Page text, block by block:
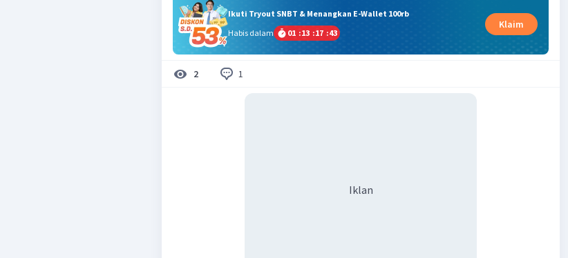
Ikuti Tryout SNBT & Menangkan E-Wallet 100rb
Habis dalam
01 :13 :17 :42
Klaim
2 1
Iklan